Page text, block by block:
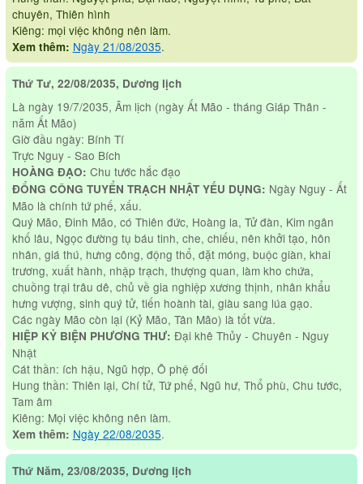
chuyên, Thiên hình
Kiêng: mọi việc không nên làm.
Xem thêm: Ngày 21/08/2035.
Thứ Tư, 22/08/2035, Dương lịch
Là ngày 19/7/2035, Âm lịch (ngày Ất Mão - tháng Giáp Thân -
năm Ất Mão)
Giờ đầu ngày: Bính Tí
Trực Nguy - Sao Bích
HOÀNG ĐẠO: Chu tước hắc đạo
ĐỔNG CÔNG TUYỂN TRẠCH NHẬT YẾU DỤNG: Ngày Nguy - Ất
Mão là chính tứ phế, xấu.
Quý Mão, Đinh Mão, có Thiên đức, Hoàng la, Tử đàn, Kim ngân
khố lâu, Ngọc đường tụ báu tinh, che, chiếu, nên khởi tạo, hôn
nhân, giá thú, hưng công, động thổ, đặt móng, buộc giàn, khai
trương, xuất hành, nhập trạch, thượng quan, làm kho chứa,
chuồng trại trâu dê, chủ về gia nghiệp xương thịnh, nhân khẩu
hưng vượng, sinh quý tử, tiến hoành tài, giàu sang lúa gạo.
Các ngày Mão còn lại (Kỷ Mão, Tân Mão) là tốt vừa.
HIỆP KỶ BIỆN PHƯƠNG THƯ: Đại khê Thủy - Chuyên - Nguy
Nhật
Cát thần: ích hậu, Ngũ hợp, Ô phệ đối
Hung thần: Thiên lại, Chí tử, Tứ phế, Ngũ hư, Thổ phù, Chu tước,
Tam âm
Kiêng: Mọi việc không nên làm.
Xem thêm: Ngày 22/08/2035.
Thứ Năm, 23/08/2035, Dương lịch